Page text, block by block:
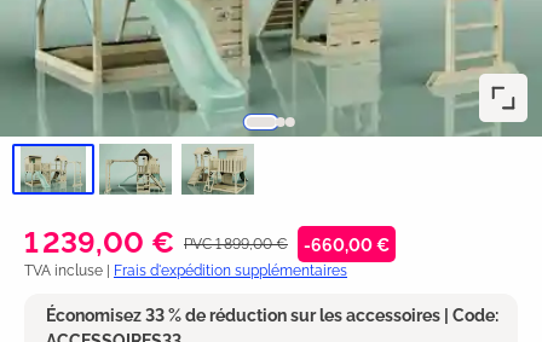
1 239,00 € PVC 1 899,00 € -660,00 €
TVA incluse | Frais d'expédition supplémentaires
Économisez 33 % de réduction sur les accessoires | Code: